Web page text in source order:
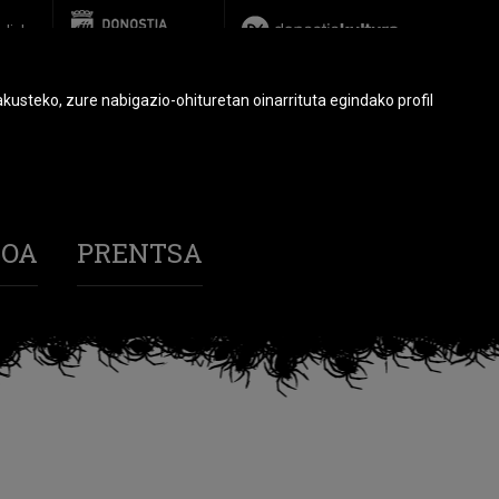
PRENTSA
zure nabigazio-ohituretan oinarrituta egindako profil